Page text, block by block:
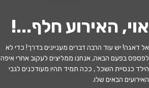
האירוע חלף
לעקוב
אוי, האירוע חלף...!
אל דאגה! יש עוד הרבה דברים מעניינים בדרך! כדי לא
לפספס בפעם הבאה, אנחנו ממליצים לעקוב אחרי איפה
הילד כנסיית השכל , ככה תמיד תהיו מעודכנים לגבי
האירועים הבאים שלו.